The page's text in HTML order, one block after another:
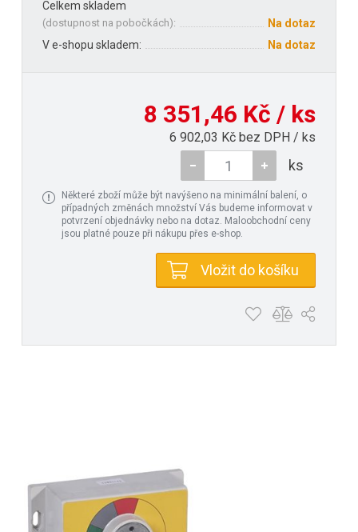
Celkem skladem
(dostupnost na pobočkách):
Na dotaz
V e-shopu skladem:
Na dotaz
8 351,46 Kč / ks
6 902,03 Kč bez DPH / ks
ks
Některé zboží může být navýšeno na minimální balení, o
případných změnách množství Vás budeme informovat v
potvrzení objednávky nebo na dotaz. Maloobchodní ceny
jsou platné pouze při nákupu přes e-shop.
Vložit do košíku